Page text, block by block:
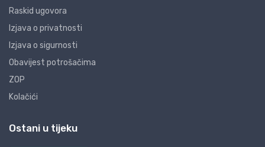
Raskid ugovora
Izjava o privatnosti
Izjava o sigurnosti
Obavijest potrošačima
ZOP
Kolačići
Ostani u tijeku